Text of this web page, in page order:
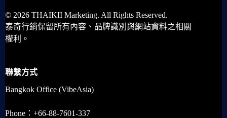
© 2026 THAIKII Marketing. All Rights Reserved.
泰奇行銷保留所有內容、品牌識別與網站資料之相關
權利。
聯繫方式
Bangkok Office (VibeAsia)
Phone：+66-88-7601-337